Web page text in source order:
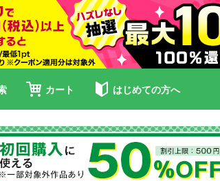
カート はじめての方へ